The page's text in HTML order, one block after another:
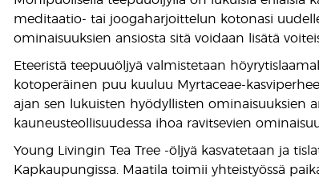
meditaatio- tai joogaharjoittelun kotonasi
ominaisuuksien ansiosta sitä voidaan lisätä
Eteeristä teepuuöljyä valmistetaan
kotoperäinen puu kuuluu Myrtaceae-
ajan sen lukuisten hyödyllisten ominaisuuksien
kauneusteollisuudessa ihoa ravitsevien
Young Livingin Tea Tree -öljyä kasvatetaan ja
Kapkaupungissa. Maatila toimii yhteistyössä